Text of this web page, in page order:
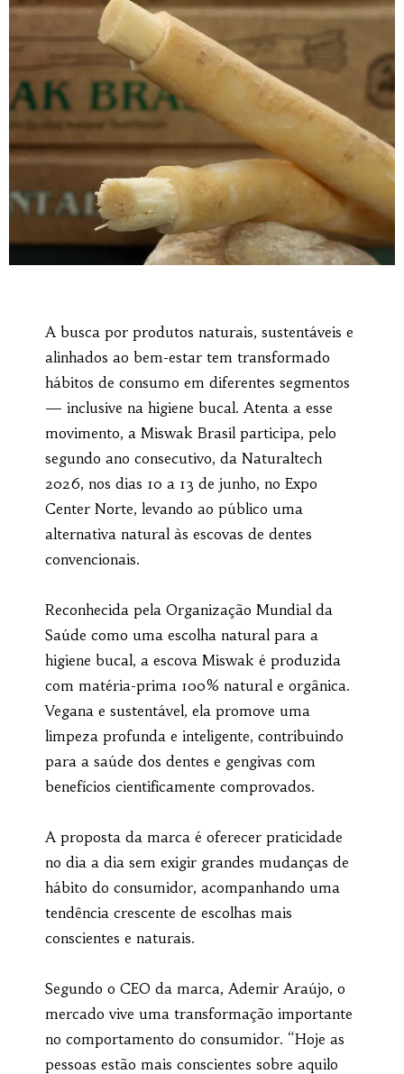
A busca por produtos naturais, sustentáveis e
alinhados ao bem-estar tem transformado
hábitos de consumo em diferentes segmentos
— inclusive na higiene bucal. Atenta a esse
movimento, a Miswak Brasil participa, pelo
segundo ano consecutivo, da Naturaltech
2026, nos dias 10 a 13 de junho, no Expo
Center Norte, levando ao público uma
alternativa natural às escovas de dentes
convencionais.
Reconhecida pela Organização Mundial da
Saúde como uma escolha natural para a
higiene bucal, a escova Miswak é produzida
com matéria-prima 100% natural e orgânica.
Vegana e sustentável, ela promove uma
limpeza profunda e inteligente, contribuindo
para a saúde dos dentes e gengivas com
benefícios cientificamente comprovados.
A proposta da marca é oferecer praticidade
no dia a dia sem exigir grandes mudanças de
hábito do consumidor, acompanhando uma
tendência crescente de escolhas mais
conscientes e naturais.
Segundo o CEO da marca, Ademir Araújo, o
mercado vive uma transformação importante
no comportamento do consumidor. “Hoje as
pessoas estão mais conscientes sobre aquilo